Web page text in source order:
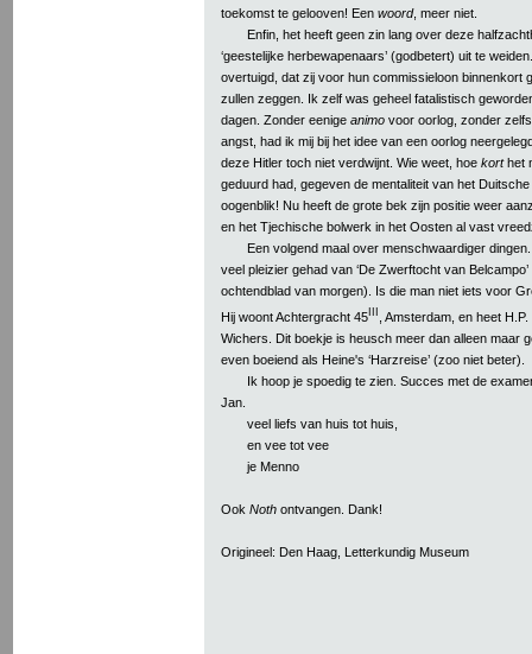
toekomst te gelooven! Een woord, meer niet.
Enfin, het heeft geen zin lang over deze
‘geestelijke herbewapenaars’ (godbetert) uit te
overtuigd, dat zij voor hun commissieloon binnenkort
zullen zeggen. Ik zelf was geheel fatalistisch
dagen. Zonder eenige animo voor oorlog, zonder
angst, had ik mij bij het idee van een oorlog
deze Hitler toch niet verdwijnt. Wie weet, hoe korthet
geduurd had, gegeven de mentaliteit van het
oogenblik! Nu heeft de grote bek zijn positie weer
en het Tjechische bolwerk in het Oosten al vast
Een volgend maal over menschwaardiger
veel pleizier gehad van ‘De Zwerftocht van
ochtendblad van morgen). Is die man niet iets voor
Hij woont Achtergracht 45
, Amsterdam, en heet
Wichers. Dit boekje is heusch meer dan alleen maar
even boeiend als Heine's ‘Harzreise’ (zoo niet beter).
Ik hoop je spoedig te zien. Succes met de
Jan.
veel liefs van huis tot huis,
en vee tot vee
je Menno
Ook Noth ontvangen. Dank!
Origineel: Den Haag, Letterkundig Museum